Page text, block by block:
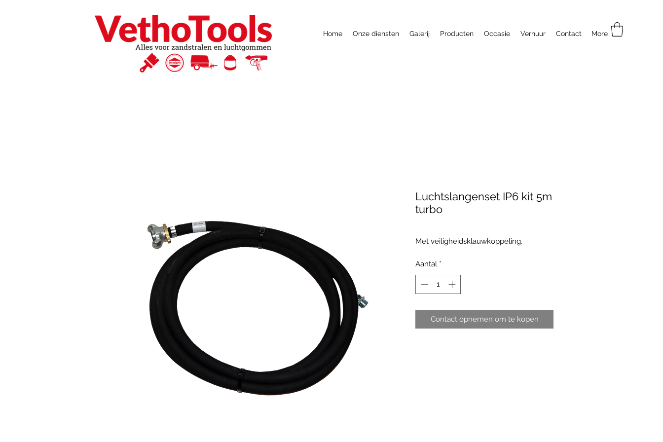
Home Onze diensten Galerij Producten Occasie Verhuur Contact More
Luchtslangenset IP6 kit 5m
turbo
Met veiligheidsklauwkoppeling.
Aantal *
Contact opnemen om te kopen